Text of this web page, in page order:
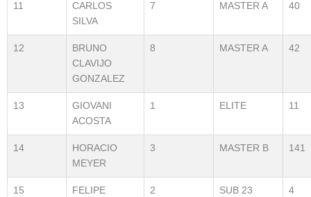
11
CARLOS
SILVA
7 MASTER A 40
12
BRUNO
CLAVIJO
GONZALEZ
8 MASTER A 42
13
GIOVANI
ACOSTA
1 ELITE 11
14
HORACIO
MEYER
3 MASTER B 141
15
FELIPE
2 SUB 23 4